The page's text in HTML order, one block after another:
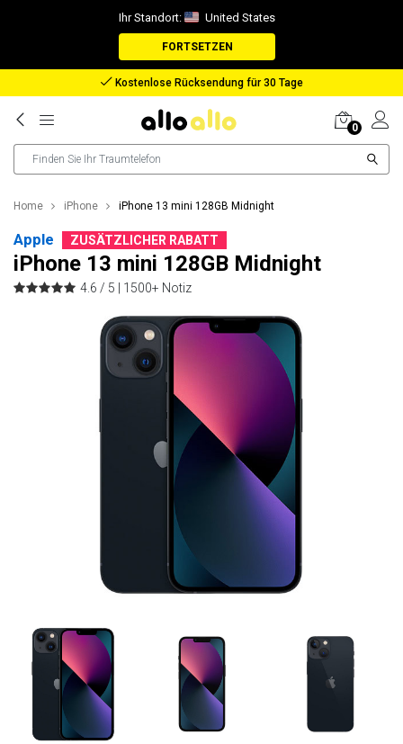
Ihr Standort: United States
FORTSETZEN
Rückerstattung bei verlorenem Paket
0
Home iPhone iPhone 13 mini 128GB Midnight
Apple ZUSÄTZLICHER RABATT
iPhone 13 mini 128GB Midnight
4.6 / 5 | 1500+ Notiz